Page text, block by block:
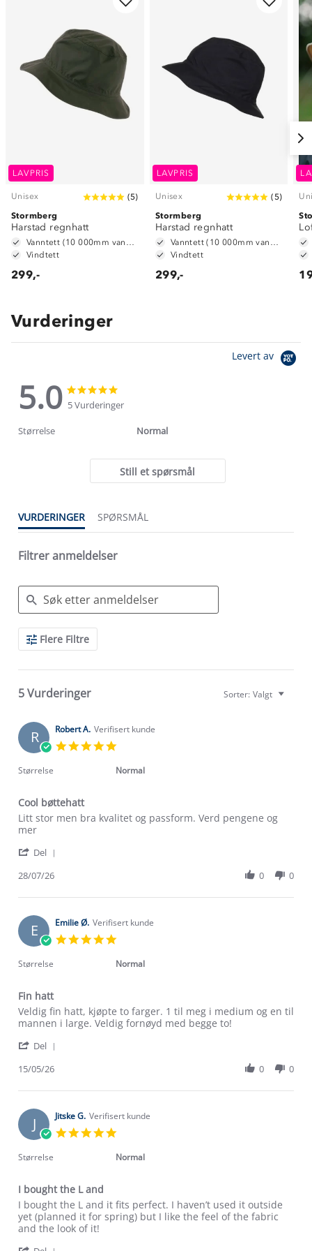
LAVPRIS
Unisex (5)
Stormberg
Harstad regnhatt
Vindtett
299,-
LAVPRIS
Unisex (5)
Stormberg
Harstad regnhatt
Vindtett
299,-
Vurderinger
Levert av
5.0
5.0
star
rating
star
5 Vurderinger
Størrelse Normal
Still et spørsmål
VURDERINGER SPØRSMÅL
Filtrer anmeldelser
Search
ReviewsFlere Filtre
5 Vurderinger Sorter: Valgt
R Robert A. Verifisert kunde
rating
Størrelse Normal
Cool bøttehatt
Review
by
A.
28
2026
review
stating
bøttehatt
Litt stor men bra kvalitet og passform. Verd pengene og
mer
Del
Robert
on
28
Jul
28/07/26 0 0
E Emilie Ø. Verifisert kunde
rating
Størrelse Normal
Fin hatt
Review
by
Ø.
15
2026
review
stating
hatt
Veldig fin hatt, kjøpte to farger. 1 til meg i medium og en til
mannen i large. Veldig fornøyd med begge to!
Del
Emilie
on
15
May
15/05/26 0 0
J Jitske G. Verifisert kunde
rating
Størrelse Normal
I bought the L and
Review
by
Jitske
review
stating
I
I bought the L and it fits perfect. I haven’t used it outside
yet (planned it for spring) but I like the feel of the fabric
and the look of it!